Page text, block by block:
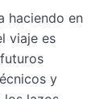
haciendo en
viaje es
y